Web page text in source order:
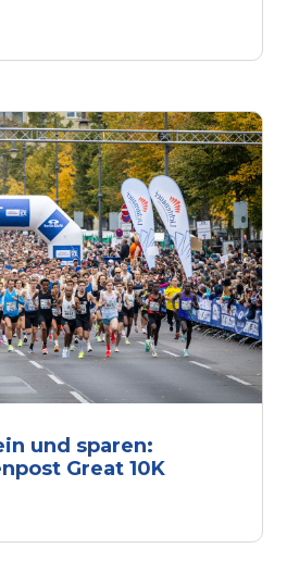
und sparen:
Great 10K